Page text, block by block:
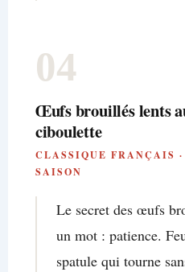
04
Œufs brouillés lents
ciboulette
CLASSIQUE FRANÇAIS
SAISON
Le secret des œufs
un mot : patience.
spatule qui tourne